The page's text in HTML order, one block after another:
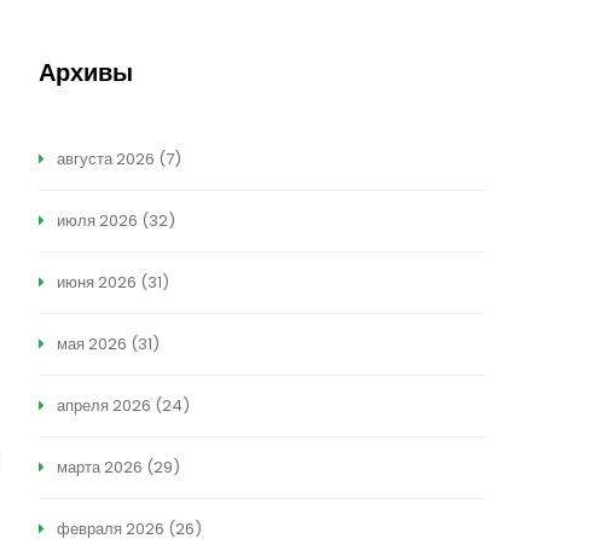
Архивы
августа 2026 (7)
июля 2026 (32)
июня 2026 (31)
мая 2026 (31)
апреля 2026 (24)
марта 2026 (29)
февраля 2026 (26)